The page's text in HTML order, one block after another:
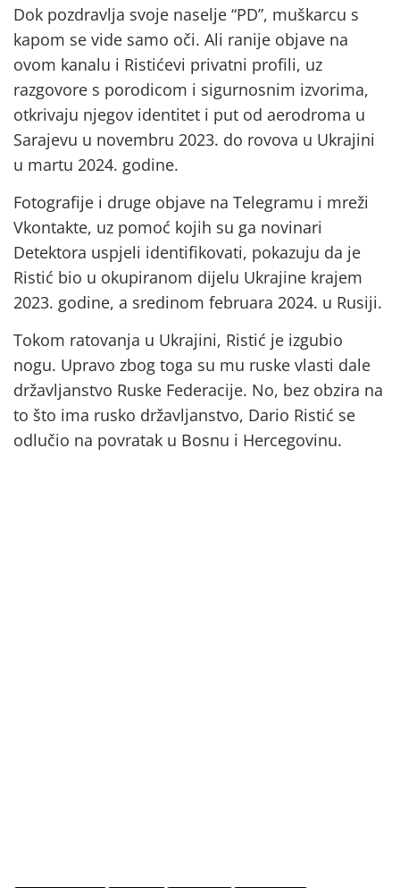
Dok pozdravlja svoje naselje “PD”, muškarcu s
kapom se vide samo oči. Ali ranije objave na
ovom kanalu i Ristićevi privatni profili, uz
razgovore s porodicom i sigurnosnim izvorima,
otkrivaju njegov identitet i put od aerodroma u
Sarajevu u novembru 2023. do rovova u Ukrajini
u martu 2024. godine.
Fotografije i druge objave na Telegramu i mreži
Vkontakte, uz pomoć kojih su ga novinari
Detektora uspjeli identifikovati, pokazuju da je
Ristić bio u okupiranom dijelu Ukrajine krajem
2023. godine, a sredinom februara 2024. u Rusiji.
Tokom ratovanja u Ukrajini, Ristić je izgubio
nogu. Upravo zbog toga su mu ruske vlasti dale
državljanstvo Ruske Federacije. No, bez obzira na
to što ima rusko državljanstvo, Dario Ristić se
odlučio na povratak u Bosnu i Hercegovinu.